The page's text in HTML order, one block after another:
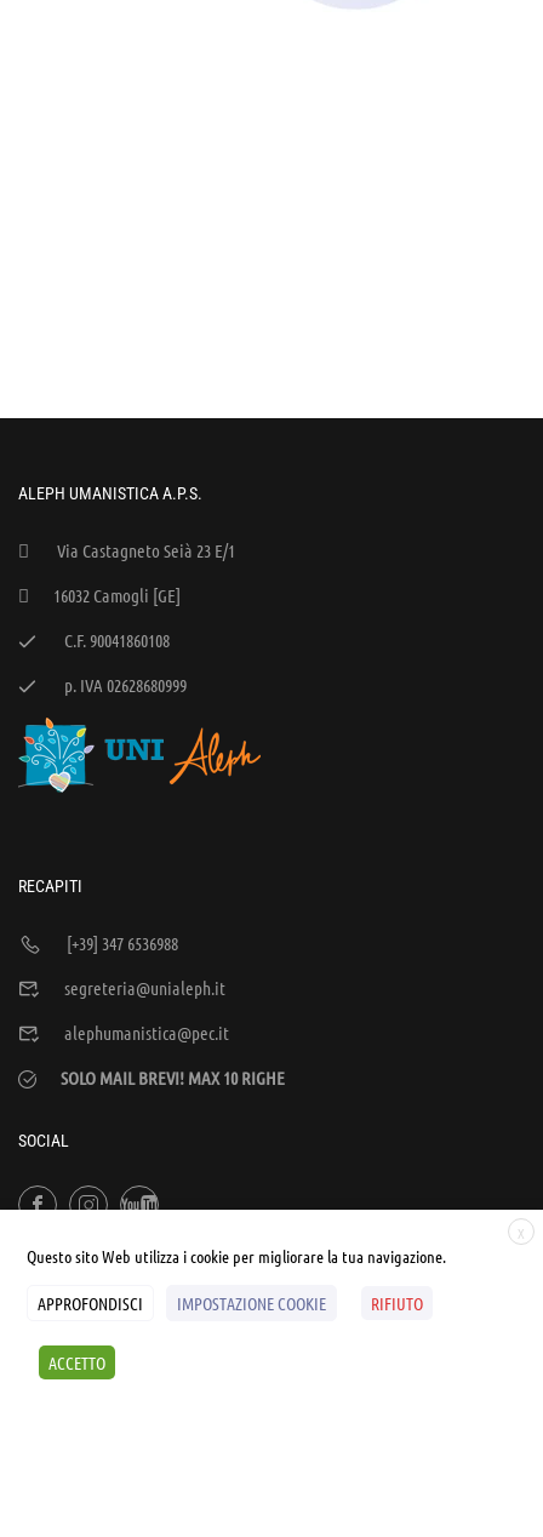
ALEPH UMANISTICA A.P.S.
Via Castagneto Seià 23 E/1
16032 Camogli [GE]
C.F. 90041860108
p. IVA 02628680999
RECAPITI
[+39] 347 6536988
segreteria@unialeph.it
alephumanistica@pec.it
SOLO MAIL BREVI! MAX 10 RIGHE
SOCIAL
Sintesi e liberatorie
X
Questo sito Web utilizza i cookie per migliorare la tua navigazione.
APPROFONDISCI IMPOSTAZIONE COOKIE RIFIUTO
ACCETTO